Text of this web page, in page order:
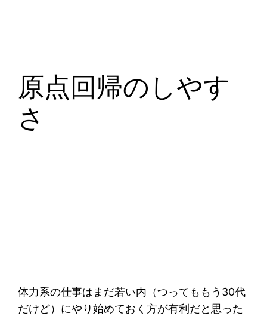
原点回帰のしやす
さ
体力系の仕事はまだ若い内（つってももう30代
だけど）にやり始めておく方が有利だと思った